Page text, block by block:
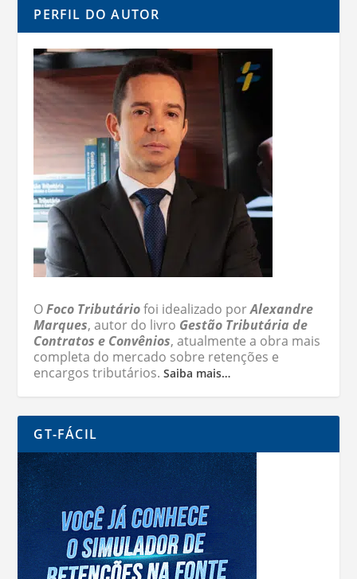
PERFIL DO AUTOR
OFoco Tributáriofoi idealizado porAlexandre
Marques, autor do livro Gestão Tributária de
Contratos e Convênios, atualmente a obra mais
completa do mercado sobre retenções e
encargos tributários.Saiba mais…
GT-FÁCIL